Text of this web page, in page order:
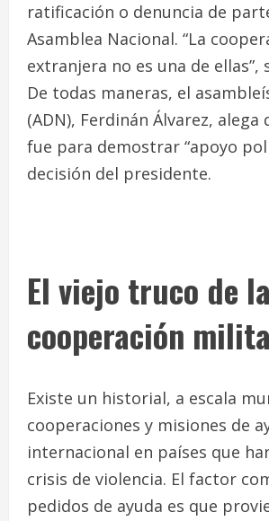
ratificación o denuncia de
Asamblea Nacional. “La
extranjera no es una de ellas”,
De todas maneras, el
(ADN), Ferdinán Álvarez, alega
fue para demostrar “apoyo
decisión del presidente.
El viejo truco de la
cooperación
Existe un historial, a escala
cooperaciones y misiones de
internacional en países que
crisis de violencia. El factor
pedidos de ayuda es que